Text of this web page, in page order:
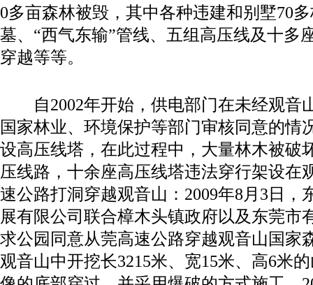
0多亩森林被毁，其中各种违建和别墅70
墓、“西气东输”管线、五组高压线及十多
穿越等等。
自2002年开始，供电部门在未经观音
国家林业、环境保护等部门审核同意的情
设高压线塔，在此过程中，大量林木被破
压线路，十余座高压线塔违法穿行架设在
速公路打洞穿越观音山：2009年8月3日，
展有限公司联合樟木头镇政府以及东莞市
求公园同意从莞高速公路穿越观音山国家
观音山中开挖长3215米、宽15米、高6米